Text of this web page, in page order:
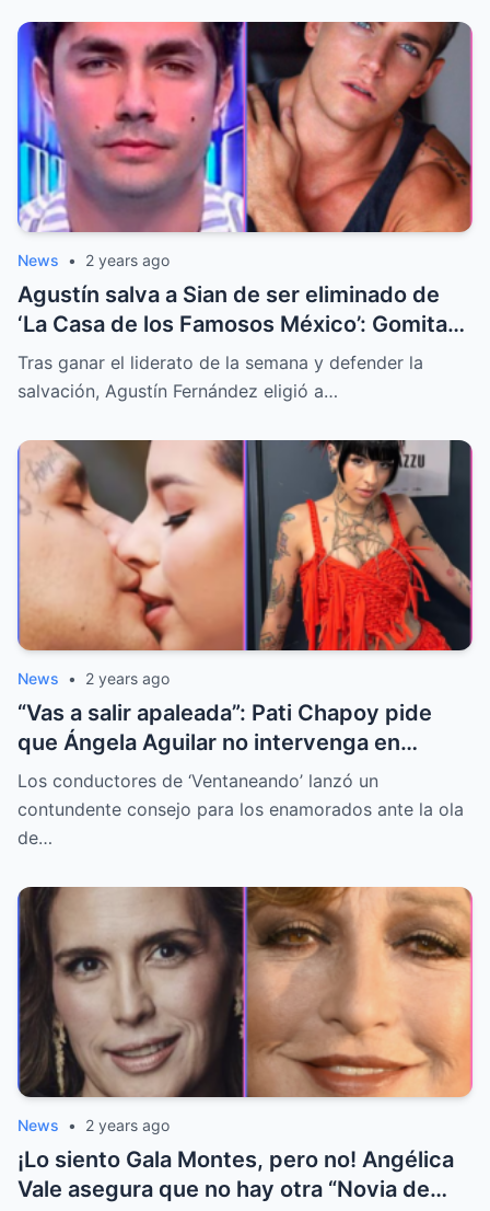
News • 2 years ago
Agustín salva a Sian de ser eliminado de
‘La Casa de los Famosos México’: Gomita
reacciona
Tras ganar el liderato de la semana y defender la
salvación, Agustín Fernández eligió a…
News • 2 years ago
“Vas a salir apaleada”: Pati Chapoy pide
que Ángela Aguilar no intervenga en
dinámicas de Christian Nodal en redes
Los conductores de ‘Ventaneando’ lanzó un
contundente consejo para los enamorados ante la ola
de…
News • 2 years ago
¡Lo siento Gala Montes, pero no! Angélica
Vale asegura que no hay otra “Novia de